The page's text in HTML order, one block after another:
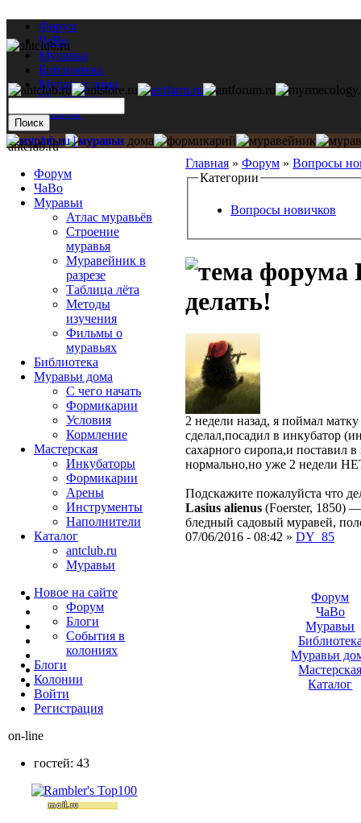
Форум
ЧаВо
Муравьи
Библиотека
Муравьи дома
Мастерская
Каталог
Главная » Форум » Вопросы
Категории
Вопросы новичков
делать!
2 недели назад, я поймал матку
сделал,посадил в инкубатор
сахарного сиропа,и поставил
нормально,но уже 2 недели
Подскажите пожалуйста что
Lasius alienus (Foerster, 1850)
бледный садовый муравей,
07/06/2016 - 08:42 » DY_85
antclub.ru
Форум
ЧаВо
Муравьи
Атлас муравьёв
Строение
муравья
Муравейник в
разрезе
Таблица лёта
Методы
изучения
Фильмы о
муравьях
Библиотека
Муравьи дома
С чего начать
Формикарии
Условия
Кормление
Мастерская
Инкубаторы
Формикарии
Арены
Инструменты
Наполнители
Каталог
antclub.ru
Муравьи
Новое на сайте
Форум
Блоги
События в
колониях
Блоги
Колонии
Войти
Peгиcтpaция
on-line
гостей: 43
Форум
ЧаВо
Муравьи
Муравьи
Каталог